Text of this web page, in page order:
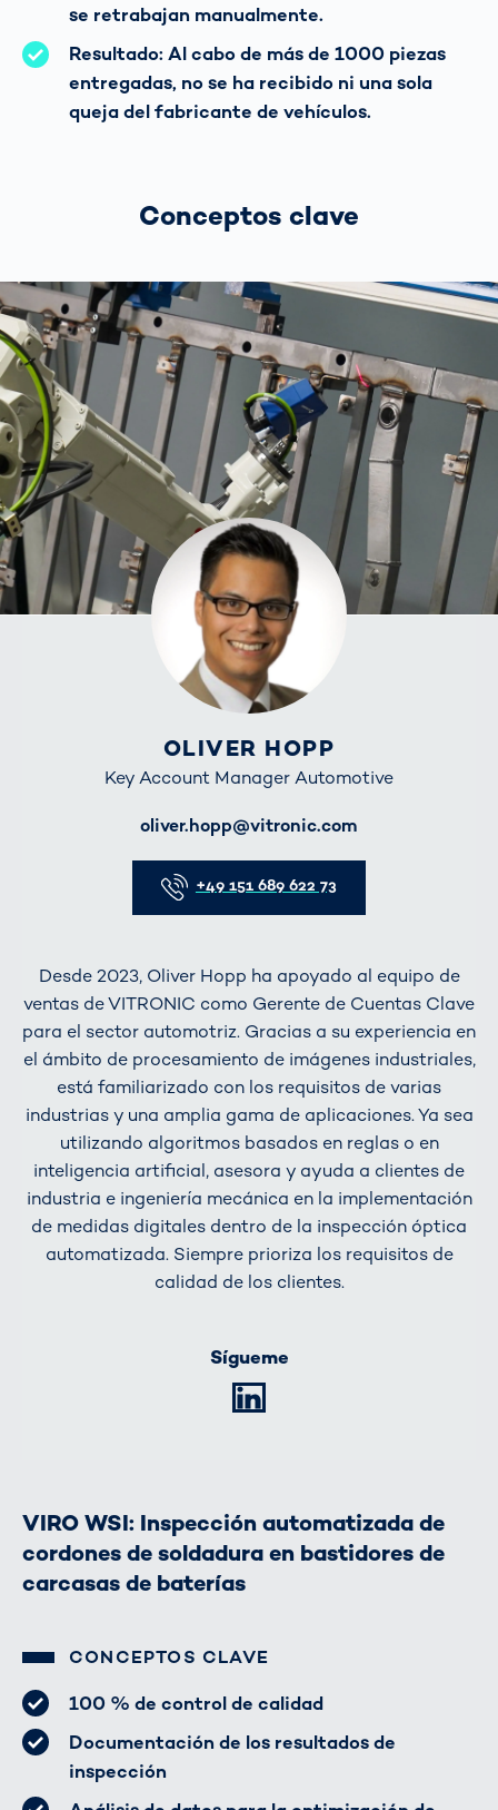
se retrabajan manualmente.
Resultado: Al cabo de más de 1000 piezas
entregadas, no se ha recibido ni una sola
queja del fabricante de vehículos.
Conceptos clave
OLIVER HOPP
Key Account Manager Automotive
oliver.hopp@vitronic.com
+49 151 689 622 73
Desde 2023, Oliver Hopp ha apoyado al equipo de
ventas de VITRONIC como Gerente de Cuentas Clave
para el sector automotriz. Gracias a su experiencia en
el ámbito de procesamiento de imágenes industriales,
está familiarizado con los requisitos de varias
industrias y una amplia gama de aplicaciones. Ya sea
utilizando algoritmos basados en reglas o en
inteligencia artificial, asesora y ayuda a clientes de
industria e ingeniería mecánica en la implementación
de medidas digitales dentro de la inspección óptica
automatizada. Siempre prioriza los requisitos de
calidad de los clientes.
Sígueme
VIRO WSI: Inspección automatizada de
cordones de soldadura en bastidores de
carcasas de baterías
CONCEPTOS CLAVE
100 % de control de calidad
Documentación de los resultados de
inspección